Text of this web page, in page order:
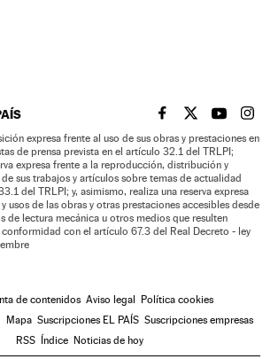
EL PAÍS BRASIL EN
EL PAÍSEL PAÍS
EL
expresa frente al uso de sus obras y prestaciones en
de prensa prevista en el artículo 32.1 del TRLPI;
expresa frente a la reproducción, distribución y
sus trabajos y artículos sobre temas de actualidad
del TRLPI; y, asimismo, realiza una reserva expresa
usos de las obras y otras prestaciones accesibles desde
de lectura mecánica u otros medios que resulten
con el artículo 67.3 del Real Decreto - ley
de contenidos Aviso legal Política cookies
Mapa Suscripciones EL PAÍS Suscripciones empresas
RSS Índice Noticias de hoy